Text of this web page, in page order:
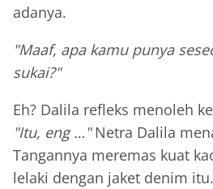
adanya.
"Maaf, apa kamu punya
sukai?"
Eh? Dalila refleks menoleh
"Itu, eng …"Netra Dalila
Tangannya meremas kuat
lelaki dengan jaket denim itu.